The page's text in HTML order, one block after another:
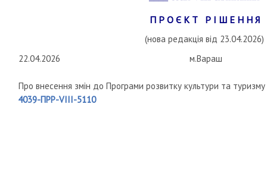
П Р О Є К Т Р І Ш Е Н Н Я
(нова редакція від 23.04.2026)
22.04.2026
м.Вараш
Про внесення змін до Програми розвитку культури та
4039-ПРР-VIII-5110